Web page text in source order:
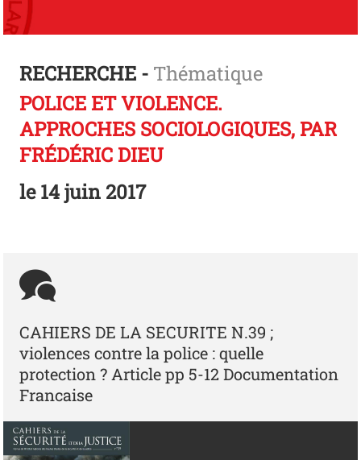
RECHERCHE - Thématique
POLICE ET VIOLENCE.
APPROCHES SOCIOLOGIQUES, PAR
FRÉDÉRIC DIEU
le14 juin 2017
CAHIERS DE LA SECURITE N.39 ;
violences contre la police : quelle
protection ? Article pp 5-12 Documentation
Francaise